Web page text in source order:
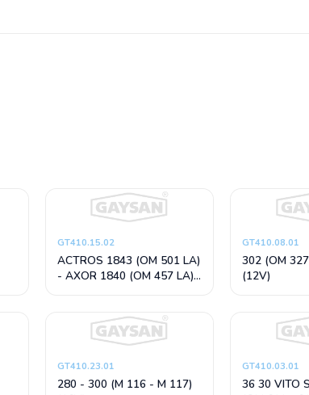
GT410.15.02
ACTROS 1843 (OM 501 LA)
- AXOR 1840 (OM 457 LA)
GT410.08.01
302 (OM
(12V)
GT410.23.01
280 - 300 (M 116 - M 117)
GT410.03.01
36 30 VITO